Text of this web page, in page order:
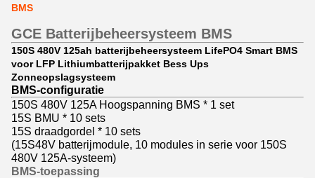
BMS
GCE Batterijbeheersysteem BMS
150S 480V 125ah batterijbeheersysteem LifePO4 Smart BMS
voor LFP Lithiumbatterijpakket Bess Ups
Zonneopslagsysteem
BMS-configuratie
150S 480V 125A Hoogspanning BMS * 1 set
15S BMU * 10 sets
15S draadgordel * 10 sets
(15S48V batterijmodule, 10 modules in serie voor 150S
480V 125A-systeem)
BMS-toepassing